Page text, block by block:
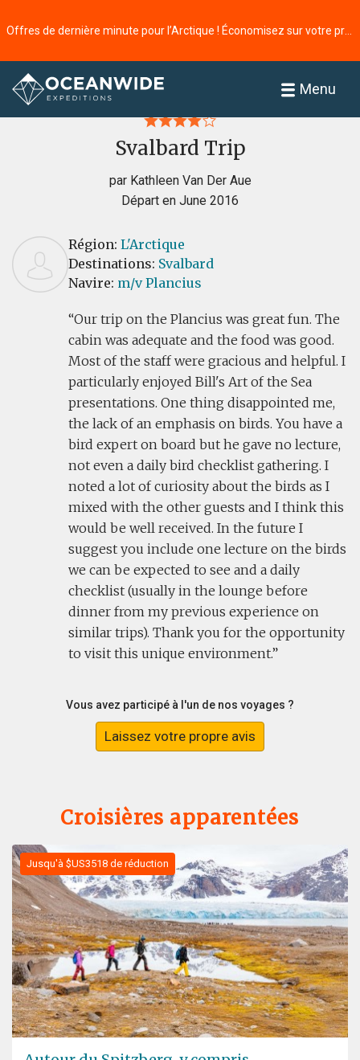
Menu
Accueil
Svalbard Trip
par Kathleen Van Der Aue
Départ en June 2016
Région: L'Arctique
Destinations: Svalbard
Navire: m/v Plancius
Our trip on the Plancius was great fun. The
cabin was adequate and the food was good.
Most of the staff were gracious and helpful. I
particularly enjoyed Bill's Art of the Sea
presentations. One thing disappointed me,
the lack of an emphasis on birds. You have a
bird expert on board but he gave no lecture,
not even a daily bird checklist gathering. I
noted a lot of curiosity about the birds as I
mixed with the other guests and I think this
would be well received. In the future I
suggest you include one lecture on the birds
we can be expected to see and a daily
checklist (usually in the lounge before
dinner from my previous experience on
similar trips). Thank you for the opportunity
to visit this unique environment.
Vous avez participé à l'un de nos voyages ?
Laissez votre propre avis
Croisières apparentées
Jusqu'à $US3518 de réduction